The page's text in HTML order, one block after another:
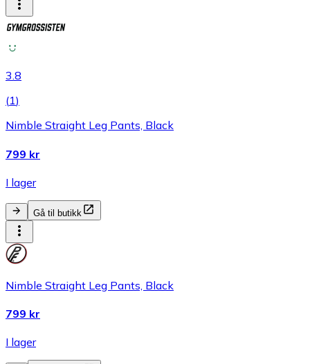
3.8
(1)
Nimble Straight Leg Pants, Black
799 kr
I lager
Gå til butikk
Nimble Straight Leg Pants, Black
799 kr
I lager